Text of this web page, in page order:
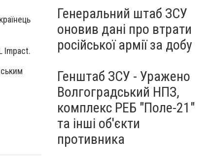
Impact.
Генеральний штаб ЗСУ
оновив дані про втрати
російської армії за добу
Генштаб ЗСУ - Уражено
Волгоградський НПЗ,
комплекс РЕБ "Поле-21"
та інші об'єкти
противника